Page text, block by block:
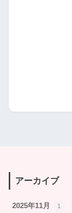
アーカイブ
2025年11月 1